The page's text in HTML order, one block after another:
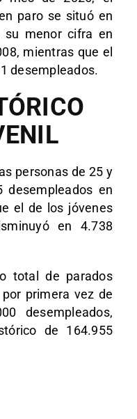
paro se situó en
su menor cifra en
mientras que el
desempleados.
personas de 25 y
desempleados en
el de los jóvenes
en 4.738
total de parados
primera vez de
desempleados,
de 164.955